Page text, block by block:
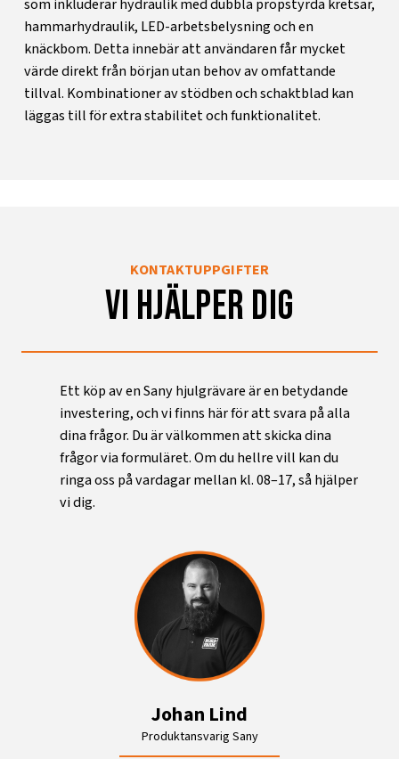
hammarhydraulik, LED-arbetsbelysning och en
knäckbom. Detta innebär att användaren får mycket
värde direkt från början utan behov av omfattande
tillval. Kombinationer av stödben och schaktblad kan
läggas till för extra stabilitet och funktionalitet.
KONTAKTUPPGIFTER
vi hjälper dig
Ett köp av en Sany hjulgrävare är en betydande
investering, och vi finns här för att svara på alla
dina frågor. Du är välkommen att skicka dina
frågor via formuläret. Om du hellre vill kan du
ringa oss på vardagar mellan kl. 08–17, så hjälper
vi dig.
Johan Lind
Produktansvarig Sany